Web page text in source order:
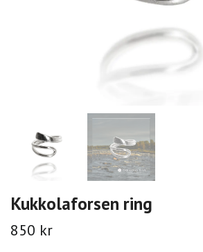
Kukkolaforsen ring
850 kr